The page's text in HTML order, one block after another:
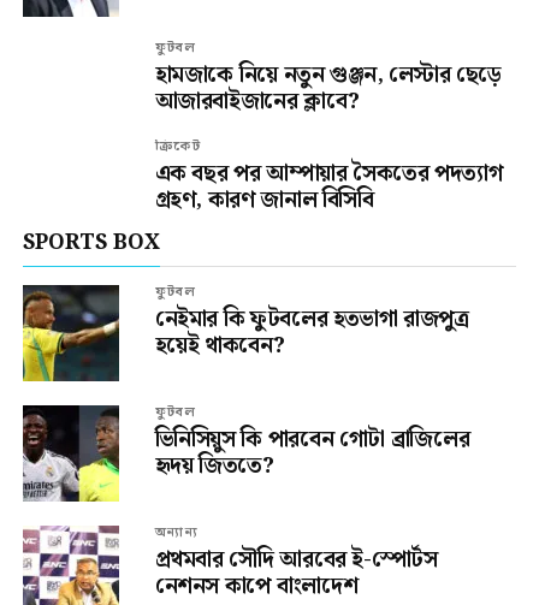
ফুটবল
হামজাকে নিয়ে নতুন গুঞ্জন, লেস্টার ছেড়ে
আজারবাইজানের ক্লাবে?
ক্রিকেট
এক বছর পর আম্পায়ার সৈকতের পদত্যাগ
গ্রহণ, কারণ জানাল বিসিবি
SPORTS BOX
ফুটবল
নেইমার কি ফুটবলের হতভাগা রাজপুত্র
হয়েই থাকবেন?
ফুটবল
ভিনিসিয়ুস কি পারবেন গোটা ব্রাজিলের
হৃদয় জিততে?
অন্যান্য
প্রথমবার সৌদি আরবের ই-স্পোর্টস
নেশনস কাপে বাংলাদেশ